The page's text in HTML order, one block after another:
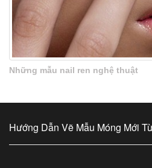
Những mẫu nail ren nghệ thuật
Hướng Dẫn Vẽ Mẫu Móng Mới